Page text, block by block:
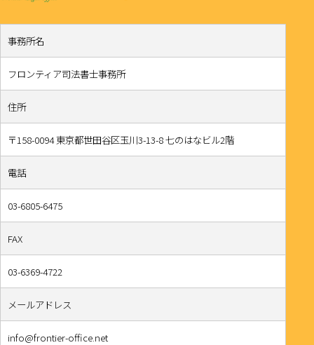
事務所名
フロンティア司法書士事務所
住所
〒158-0094 東京都世田谷区玉川3-13-8 七のはなビル2階
電話
03-6805-6475
FAX
03-6369-4722
メールアドレス
info@frontier-office.net